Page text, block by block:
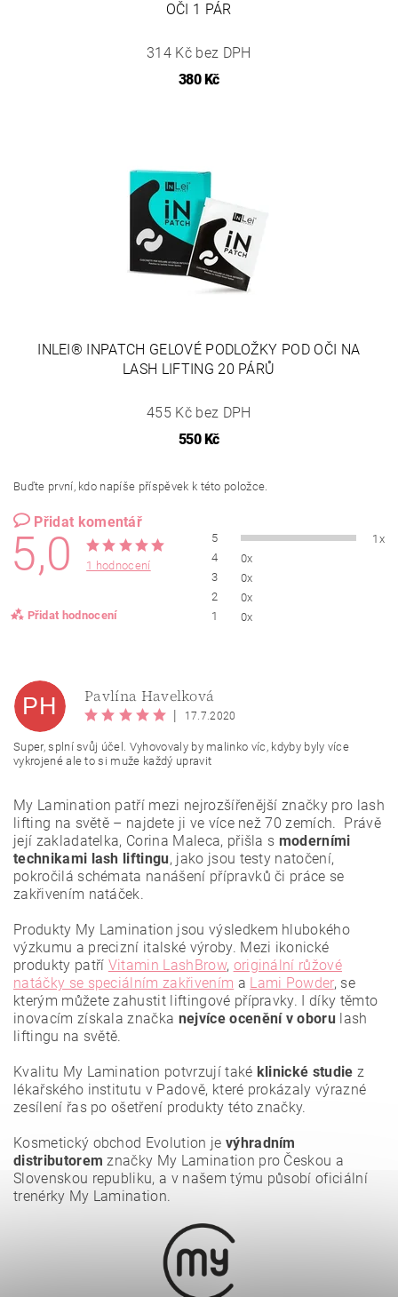
OČI 1 PÁR
314 Kč bez DPH
380 Kč
INLEI® INPATCH GELOVÉ PODLOŽKY POD OČI NA
LASH LIFTING 20 PÁRŮ
455 Kč bez DPH
550 Kč
Buďte první, kdo napíše příspěvek k této položce.
Přidat komentář
5,0 1 hodnocení
Přidat hodnocení
5
1x
4
0x
3
0x
2
0x
1
0x
Vložením hodnocení souhlasíte se
osobních údajů
PH Pavlína Havelková
17.7.2020
Super, splní svůj účel. Vyhovovaly by malinko víc, kdyby byly více
vykrojené ale to si muže každý upravit
My Lamination patří mezi nejrozšířenější značky pro lash
lifting na světě – najdete ji ve více než 70 zemích. Právě
její zakladatelka, Corina Maleca, přišla s moderními
technikami lash liftingu, jako jsou testy natočení,
pokročilá schémata nanášení přípravků či práce se
zakřivením natáček.
Produkty My Lamination jsou výsledkem hlubokého
výzkumu a precizní italské výroby. Mezi ikonické
produkty patří Vitamin LashBrow, originální růžové
natáčky se speciálním zakřivením a Lami Powder, se
kterým můžete zahustit liftingové přípravky. I díky těmto
inovacím získala značka nejvíce ocenění v oboru lash
liftingu na světě.
Kvalitu My Lamination potvrzují také klinické studie z
lékařského institutu v Padově, které prokázaly výrazné
zesílení řas po ošetření produkty této značky.
Kosmetický obchod Evolution je výhradním
distributorem značky My Lamination pro Českou a
Slovenskou republiku, a v našem týmu působí oficiální
trenérky My Lamination.